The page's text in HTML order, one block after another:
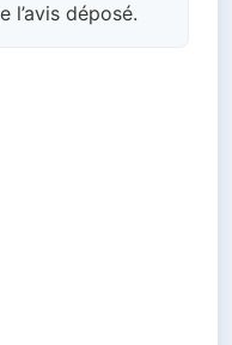
l’avis déposé.